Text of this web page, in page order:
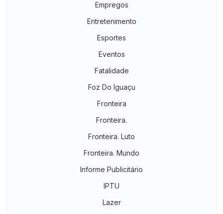
Empregos
Entretenimento
Esportes
Eventos
Fatalidade
Foz Do Iguaçu
Fronteira
Fronteira.
Fronteira. Luto
Fronteira. Mundo
Informe Publicitário
IPTU
Lazer